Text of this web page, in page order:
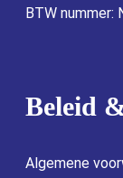
BTW nummer:
Beleid
Algemene